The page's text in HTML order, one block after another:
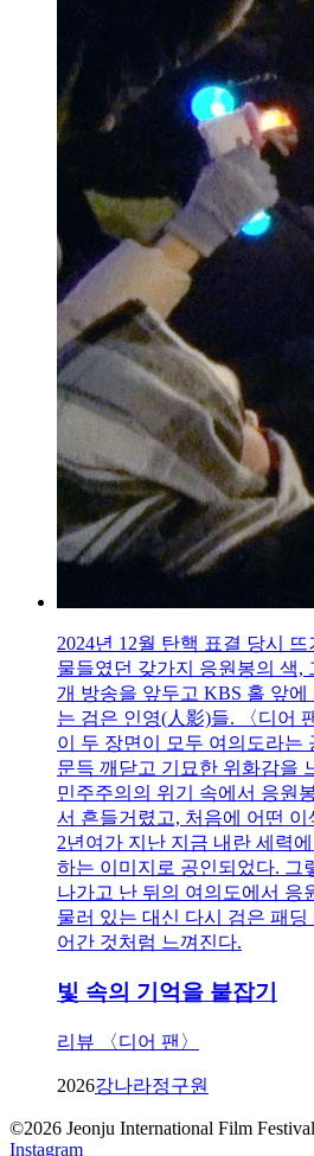
2024년 12월 탄핵 표결 당시
물들였던 갖가지 응원봉의 색,
개 방송을 앞두고 KBS 홀 앞
는 검은 인영(人影)들. 〈디어
이 두 장면이 모두 여의도라는
문득 깨닫고 기묘한 위화감을
민주주의의 위기 속에서 응원
서 흔들거렸고, 처음에 어떤
2년여가 지난 지금 내란 세력
하는 이미지로 공인되었다. 그
나가고 난 뒤의 여의도에서 응
물러 있는 대신 다시 검은 패
어간 것처럼 느껴진다.
빛 속의 기억을 붙잡기
리뷰 〈디어 팬〉
2026강나라정구원
©2026 Jeonju International Film
Instagram